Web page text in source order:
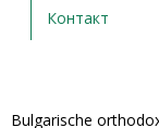
Контакт
Bulgarische